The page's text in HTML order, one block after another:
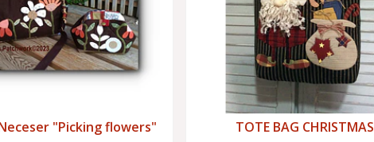
"Picking flowers" TOTE BAG CHRISTMAS